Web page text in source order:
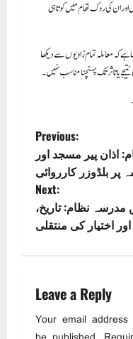
اور ان کی روک تھام میں کوتاہی
ہے کہ معاملہ تمام زاویوں سے دیکھا
نتیجے یا تاثر تک پہنچنا مناسب نہیں۔
Previous:
اذان پیر مسجد اور
پر بلڈوزر کارروائی
Next:
مدرسہ نظام: تاریخ،
اور اختیار کی منتقلی
Leave a Reply
Your email